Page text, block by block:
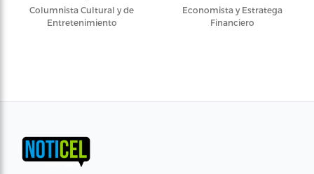
Columnista Cultural y de
Entretenimiento
Economista y Estratega
Financiero